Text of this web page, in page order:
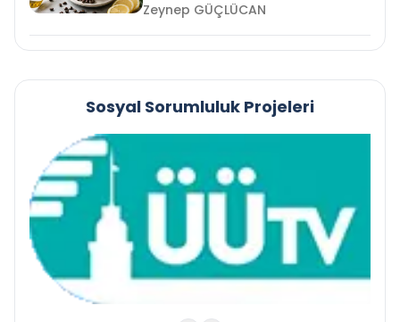
Zeynep GÜÇLÜCAN
Sosyal Sorumluluk Projeleri